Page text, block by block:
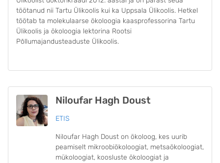
töötanud nii Tartu Ülikoolis kui ka Uppsala Ülikoolis. Hetkel
töötab ta molekulaarse ökoloogia kaasprofessorina Tartu
Ülikoolis ja ökoloogia lektorina Rootsi
Põllumajandusteaduste Ülikoolis.
Niloufar Hagh Doust
ETIS
Niloufar Hagh Doust on ökoloog, kes uurib
peamiselt mikroobiökoloogiat, metsaökoloogiat,
mükoloogiat, koosluste ökoloogiat ja